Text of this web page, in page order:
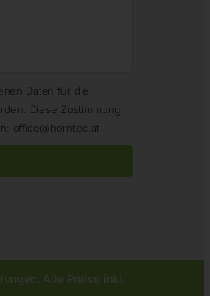
Daten für die
Diese Zustimmung
office@horntec.at
Alle Preise inkl.